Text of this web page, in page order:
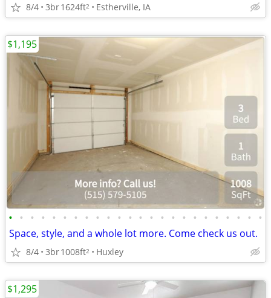
8/4 3br1624ft2 Estherville, IA
• • • • • • • • • • • • • • • • • • • • • • • •
Space, style, and a whole lot more. Come check us out.
8/4 3br1008ft2 Huxley
$1,195
$1,295